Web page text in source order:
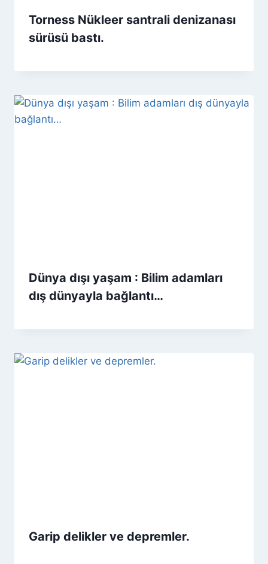
Torness Nükleer santrali denizanası
sürüsü bastı.
Dünya dışı yaşam : Bilim adamları
dış dünyayla bağlantı…
Garip delikler ve depremler.